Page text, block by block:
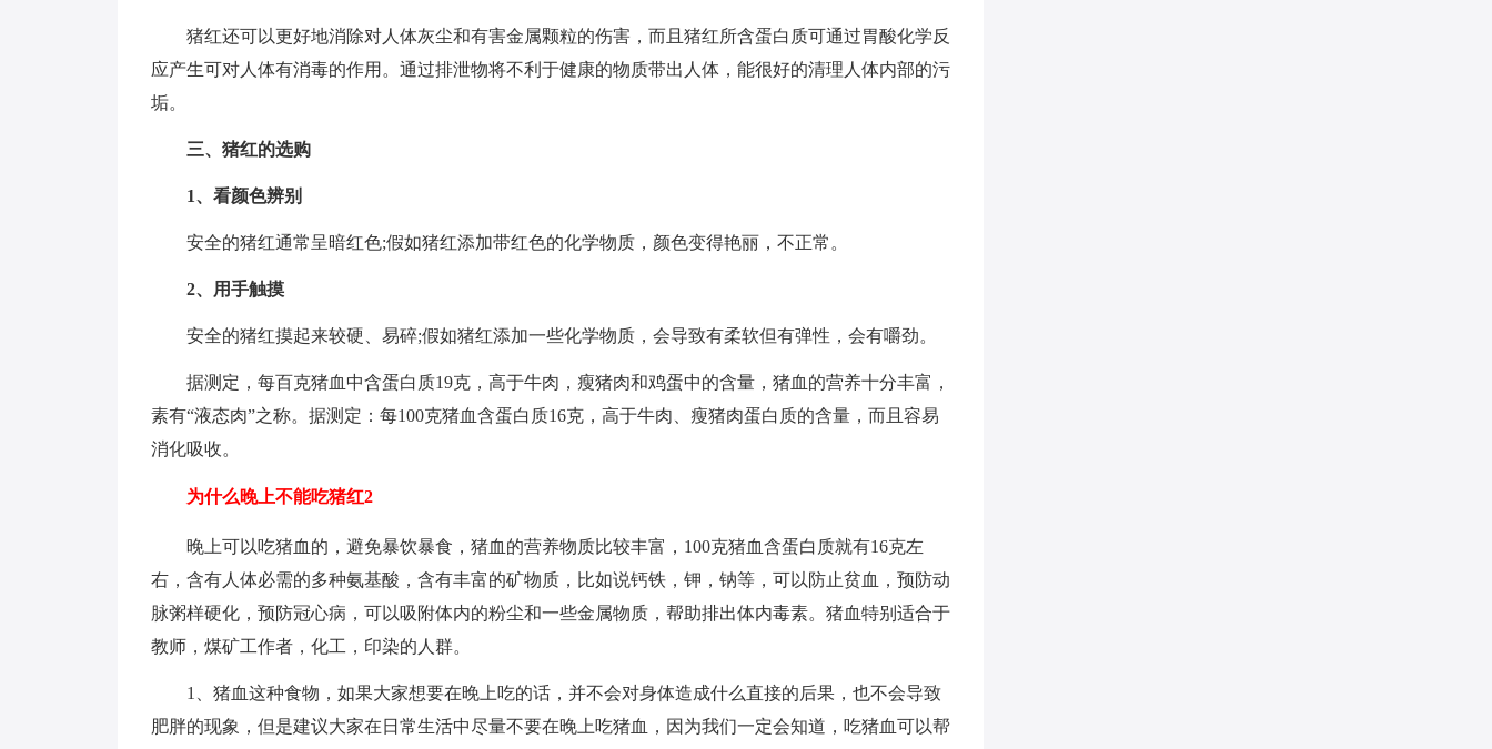
猪红还可以更好地消除对人体灰尘和有害金属颗粒的伤害，而且猪红所含蛋白质可通过胃酸化学反
应产生可对人体有消毒的作用。通过排泄物将不利于健康的物质带出人体，能很好的清理人体内部的污
垢。
三、猪红的选购
1、看颜色辨别
安全的猪红通常呈暗红色;假如猪红添加带红色的化学物质，颜色变得艳丽，不正常。
2、用手触摸
安全的猪红摸起来较硬、易碎;假如猪红添加一些化学物质，会导致有柔软但有弹性，会有嚼劲。
据测定，每百克猪血中含蛋白质19克，高于牛肉，瘦猪肉和鸡蛋中的含量，猪血的营养十分丰富，
素有“液态肉”之称。据测定：每100克猪血含蛋白质16克，高于牛肉、瘦猪肉蛋白质的含量，而且容易
消化吸收。
为什么晚上不能吃猪红2
晚上可以吃猪血的，避免暴饮暴食，猪血的营养物质比较丰富，100克猪血含蛋白质就有16克左
右，含有人体必需的多种氨基酸，含有丰富的矿物质，比如说钙铁，钾，钠等，可以防止贫血，预防动
脉粥样硬化，预防冠心病，可以吸附体内的粉尘和一些金属物质，帮助排出体内毒素。猪血特别适合于
教师，煤矿工作者，化工，印染的人群。
1、猪血这种食物，如果大家想要在晚上吃的话，并不会对身体造成什么直接的后果，也不会导致
肥胖的现象，但是建议大家在日常生活中尽量不要在晚上吃猪血，因为我们一定会知道，吃猪血可以帮